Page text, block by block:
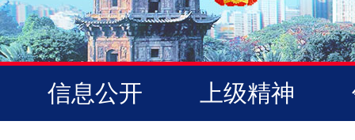
信息公开 上级精神